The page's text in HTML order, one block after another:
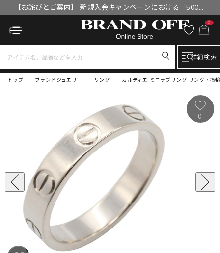
【お詫びとご案内】 新規入会キャンペーンにおける「500円
OFFクーポン」付与漏れと補填について
0
詳細検索
トップ カルティエ ミニラブリング リング・
ブランドジュエリー リング
0